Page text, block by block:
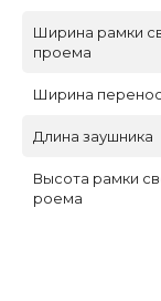
Ширина рамки
проема
Ширина
Длина заушника
Высота рамки
роема